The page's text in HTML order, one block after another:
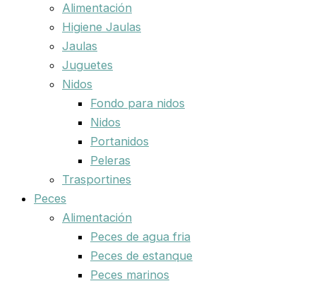
Alimentación
Higiene Jaulas
Jaulas
Juguetes
Nidos
Fondo para nidos
Nidos
Portanidos
Peleras
Trasportines
Peces
Alimentación
Peces de agua fria
Peces de estanque
Peces marinos